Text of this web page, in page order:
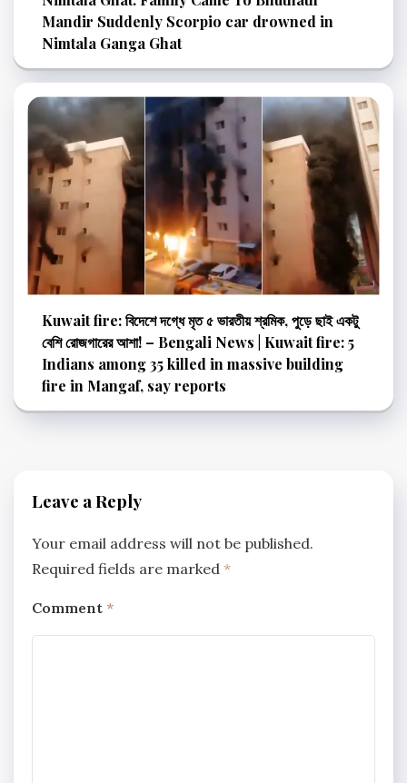
Mandir Suddenly Scorpio car drowned in
Nimtala Ganga Ghat
Kuwait fire: বিদেশে দগ্ধে মৃত ৫ ভারতীয় শ্রমিক, পুড়ে ছাই একটু
বেশি রোজগারের আশা! – Bengali News | Kuwait fire: 5
Indians among 35 killed in massive building
fire in Mangaf, say reports
Leave a Reply
Your email address will not be published.
Required fields are marked *
Comment *